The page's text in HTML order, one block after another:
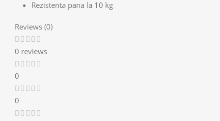
Rezistenta pana la 10 kg
Reviews (0)
0 reviews
0
0